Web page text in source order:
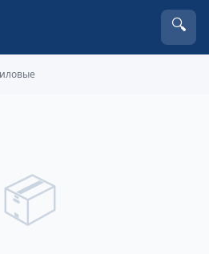
🔍
📦